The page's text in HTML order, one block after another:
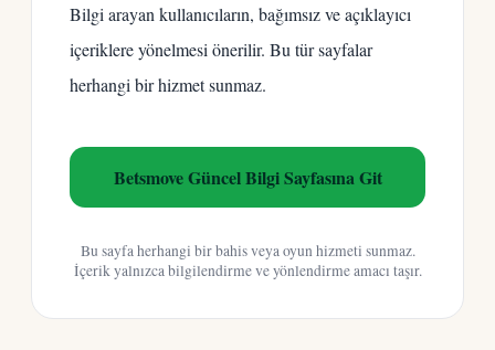
Bilgi arayan kullanıcıların, bağımsız ve açıklayıcı
içeriklere yönelmesi önerilir. Bu tür sayfalar
herhangi bir hizmet sunmaz.
Betsmove Güncel Bilgi Sayfasına Git
Bu sayfa herhangi bir bahis veya oyun hizmeti sunmaz.
İçerik yalnızca bilgilendirme ve yönlendirme amacı taşır.